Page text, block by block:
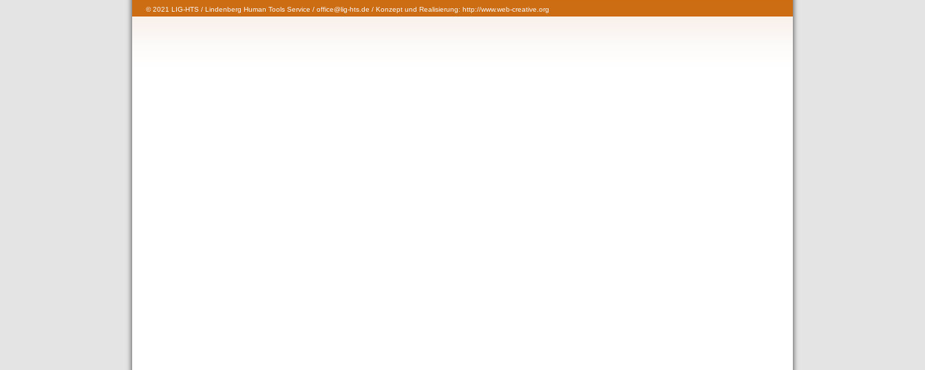
© 2021 LIG-HTS / Lindenberg Human Tools Service / office@lig-hts.de / Konzept und Realisierung: http://www.web-creative.org